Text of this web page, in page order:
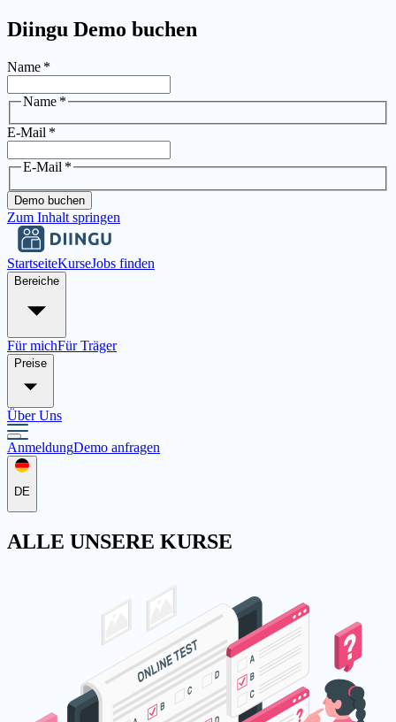
Diingu Demo buchen
Name *
Name *
E-Mail *
E-Mail *
Demo buchen
Zum Inhalt springen
StartseiteKurseJobs finden
Bereiche
Für michFür Träger
Preise
Über Uns
AnmeldungDemo anfragen
DE
ALLE UNSERE KURSE